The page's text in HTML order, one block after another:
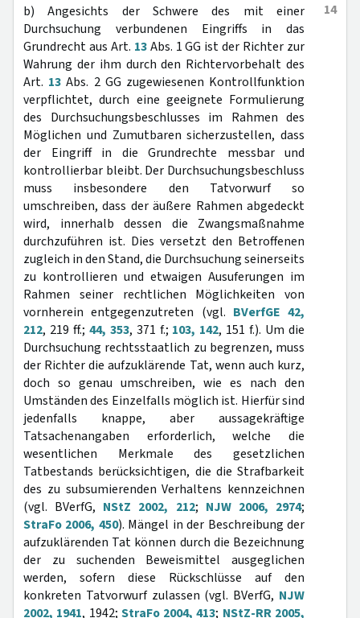
14
b) Angesichts der Schwere des mit einer
Durchsuchung verbundenen Eingriffs in das
Grundrecht aus Art. 13Abs. 1 GG ist der Richter zur
Wahrung der ihm durch den Richtervorbehalt des
Art. 13 Abs. 2 GG zugewiesenen Kontrollfunktion
verpflichtet, durch eine geeignete Formulierung
des Durchsuchungsbeschlusses im Rahmen des
Möglichen und Zumutbaren sicherzustellen, dass
der Eingriff in die Grundrechte messbar und
kontrollierbar bleibt. Der Durchsuchungsbeschluss
muss insbesondere den Tatvorwurf so
umschreiben, dass der äußere Rahmen abgedeckt
wird, innerhalb dessen die Zwangsmaßnahme
durchzuführen ist. Dies versetzt den Betroffenen
zugleich in den Stand, die Durchsuchung seinerseits
zu kontrollieren und etwaigen Ausuferungen im
Rahmen seiner rechtlichen Möglichkeiten von
vornherein entgegenzutreten (vgl. BVerfGE 42,
212, 219 ff.; 44, 353, 371 f.; 103, 142, 151 f.). Um die
Durchsuchung rechtsstaatlich zu begrenzen, muss
der Richter die aufzuklärende Tat, wenn auch kurz,
doch so genau umschreiben, wie es nach den
Umständen des Einzelfalls möglich ist. Hierfür sind
jedenfalls knappe, aber aussagekräftige
Tatsachenangaben erforderlich, welche die
wesentlichen Merkmale des gesetzlichen
Tatbestands berücksichtigen, die die Strafbarkeit
des zu subsumierenden Verhaltens kennzeichnen
(vgl. BVerfG, NStZ 2002, 212; NJW 2006, 2974;
StraFo 2006, 450). Mängel in der Beschreibung der
aufzuklärenden Tat können durch die Bezeichnung
der zu suchenden Beweismittel ausgeglichen
werden, sofern diese Rückschlüsse auf den
konkreten Tatvorwurf zulassen (vgl. BVerfG, NJW
2002, 1941, 1942; StraFo 2004, 413; NStZ-RR 2005,